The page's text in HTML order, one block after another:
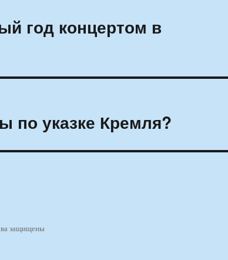
год концертом в
по указке Кремля?
защищены